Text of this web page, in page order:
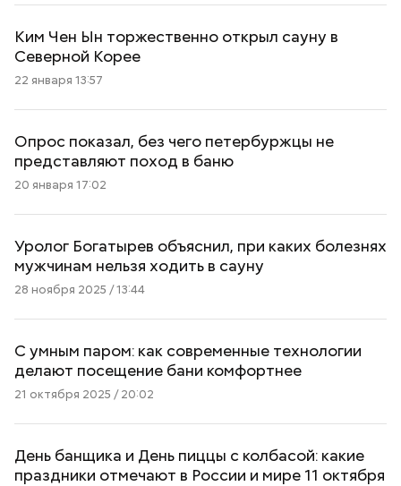
Ким Чен Ын торжественно открыл сауну в
Северной Корее
22 января 13:57
Опрос показал, без чего петербуржцы не
представляют поход в баню
20 января 17:02
Уролог Богатырев объяснил, при каких болезнях
мужчинам нельзя ходить в сауну
28 ноября 2025 / 13:44
С умным паром: как современные технологии
делают посещение бани комфортнее
21 октября 2025 / 20:02
День банщика и День пиццы с колбасой: какие
праздники отмечают в России и мире 11 октября